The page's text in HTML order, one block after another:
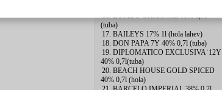
16. BUMBU ORIGINAL 40% 0,7l
(tuba)
17. BAILEYS 17% 1l (hola lahev)
18. DON PAPA 7Y 40% 0,7l (tuba)
19. DIPLOMATICO EXCLUSIVA˙12Y
40% 0,7l(tuba)
20. BEACH HOUSE GOLD SPICED
40% 0,7l (hola)